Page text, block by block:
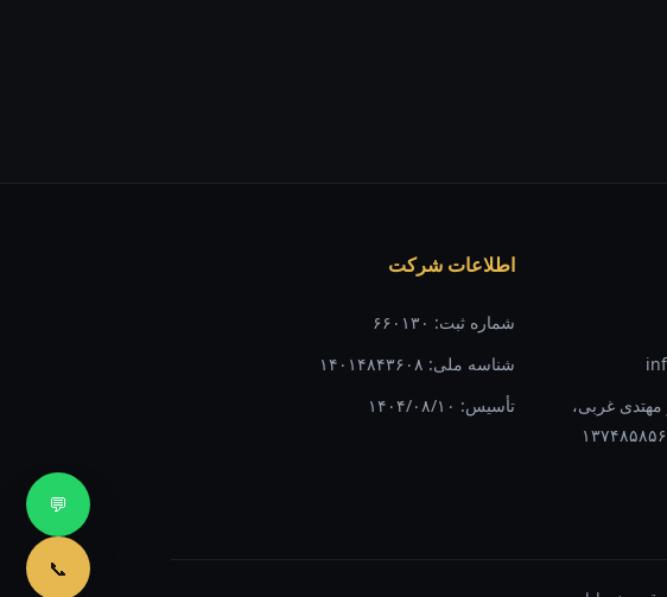
مهتدی غربی،
اطلاعات شرکت
شماره ثبت: ۶۶۰۱۳۰
شناسه ملی: ۱۴۰۱۴۸۴۳۶۰۸
تأسیس: ۱۴۰۴/۰۸/۱۰
💬
📞